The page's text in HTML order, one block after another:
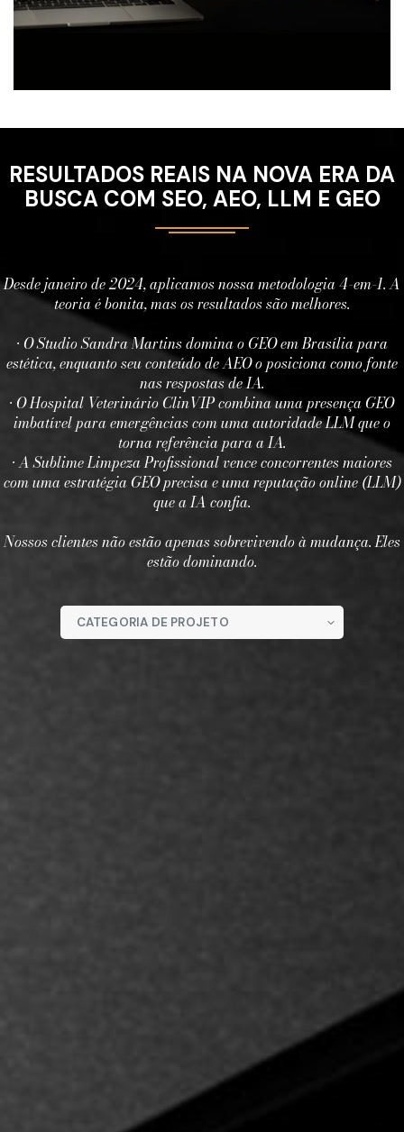
RESULTADOS REAIS NA NOVA ERA DA
BUSCA COM SEO, AEO, LLM E GEO
Desde janeiro de 2024, aplicamos nossa metodologia 4-em-1. A
teoria é bonita, mas os resultados são melhores.
• O Studio Sandra Martins domina o GEO em Brasília para
estética, enquanto seu conteúdo de AEO o posiciona como fonte
nas respostas de IA.
• O Hospital Veterinário ClinVIP combina uma presença GEO
imbatível para emergências com uma autoridade LLM que o
torna referência para a IA.
• A Sublime Limpeza Profissional vence concorrentes maiores
com uma estratégia GEO precisa e uma reputação online (LLM)
que a IA confia.
Nossos clientes não estão apenas sobrevivendo à mudança. Eles
estão dominando.